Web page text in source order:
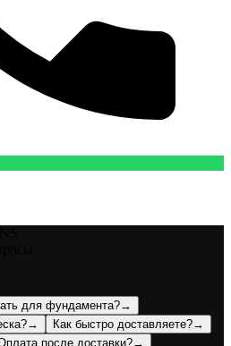
для фундамента?→
→ Как быстро доставляете?→
после доставки?→